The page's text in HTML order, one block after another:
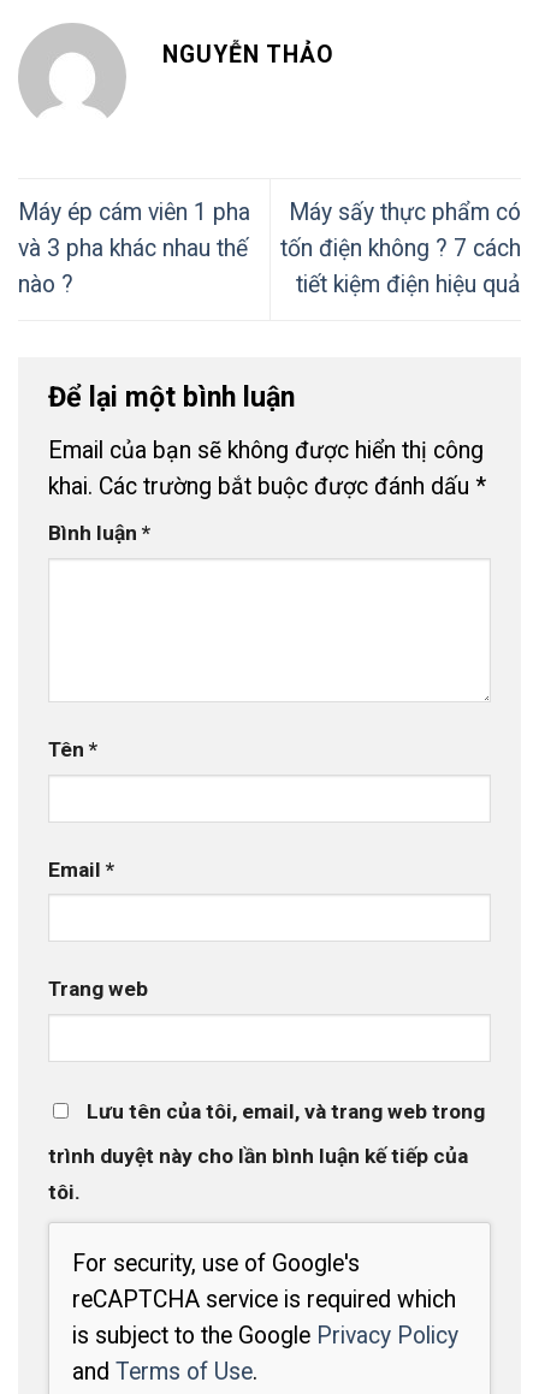
NGUYỄN THẢO
Máy ép cám viên 1 pha
và 3 pha khác nhau thế
nào ?
Máy sấy thực phẩm có
tốn điện không ? 7 cách
tiết kiệm điện hiệu quả
Để lại một bình luận
Email của bạn sẽ không được hiển thị công
khai. Các trường bắt buộc được đánh dấu *
Bình luận *
Tên *
Email *
Trang web
Lưu tên của tôi, email, và trang web trong
trình duyệt này cho lần bình luận kế tiếp của
tôi.
For security, use of Google's
reCAPTCHA service is required which
is subject to the Google Privacy Policy
andTerms of Use.